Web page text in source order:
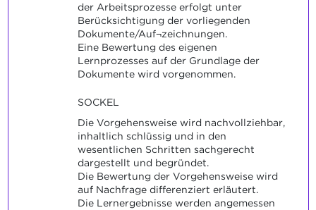
der Arbeitsprozesse erfolgt unter
Berücksichtigung der vorliegenden
Dokumente/Auf¬zeichnungen.
Eine Bewertung des eigenen
Lernprozesses auf der Grundlage der
Dokumente wird vorgenommen.
SOCKEL
Die Vorgehensweise wird nachvollziehbar,
inhaltlich schlüssig und in den
wesentlichen Schritten sachgerecht
dargestellt und begründet.
Die Bewertung der Vorgehensweise wird
auf Nachfrage differenziert erläutert.
Die Lernergebnisse werden angemessen